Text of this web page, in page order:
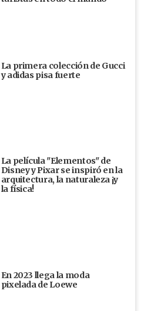
La primera colección de Gucci
y adidas pisa fuerte
La película "Elementos" de
Disney y Pixar se inspiró en la
arquitectura, la naturaleza ¡y
la física!
En 2023 llega la moda
pixelada de Loewe